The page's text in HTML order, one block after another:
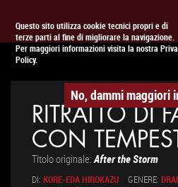
Questo sito utilizza cookie tecnici propri e di
terze parti al fine di migliorare la navigazione.
Per maggiori informazioni visita la nostra
Policy.
No, dammi maggiori
APPUNTAMENTO AL CINEMA
RITRATTO DI
CON
Titolo originale:After the Storm
DI: KORE-EDA HIROKAZU GENERE: